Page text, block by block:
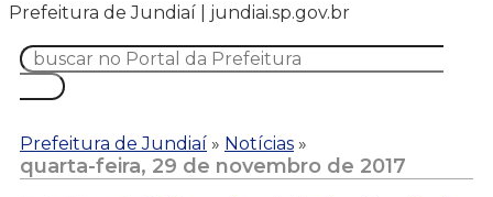
Prefeitura de Jundiaí | jundiai.sp.gov.br
Prefeitura de Jundiaí » Notícias »
quarta-feira, 29 de novembro de 2017